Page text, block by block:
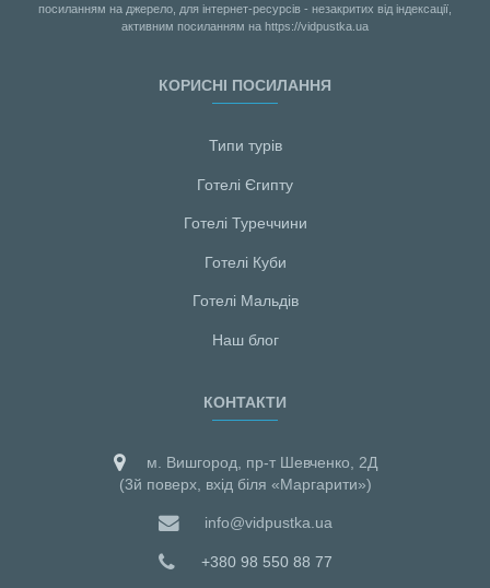
посиланням на джерело, для інтернет-ресурсів - незакритих від індексації,
активним посиланням на https://vidpustka.ua
КОРИСНІ ПОСИЛАННЯ
Типи турів
Готелі Єгипту
Готелі Туреччини
Готелі Куби
Готелі Мальдiв
Наш блог
КОНТАКТИ
м. Вишгород, пр-т Шевченко, 2Д
(3й поверх, вхід біля «Маргарити»)
info@vidpustka.ua
+380 98 550 88 77